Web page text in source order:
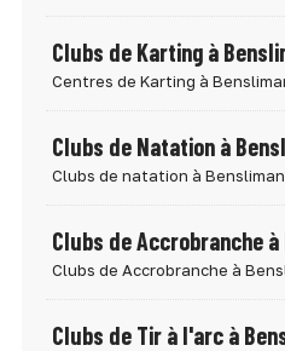
Clubs de Karting à
Centres de Karting à
Clubs de Natation à
Clubs de natation à
Clubs de Accrobranche
Clubs de Accrobranche à
Clubs de Tir à l'arc à